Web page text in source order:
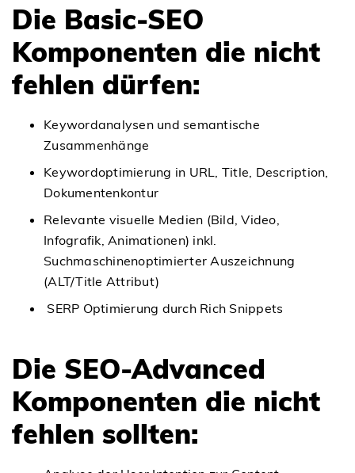
Die Basic-SEO
Komponenten die nicht
fehlen dürfen:
Keywordanalysen und semantische
Zusammenhänge
Keywordoptimierung in URL, Title, Description,
Dokumentenkontur
Relevante visuelle Medien (Bild, Video,
Infografik, Animationen) inkl.
Suchmaschinenoptimierter Auszeichnung
(ALT/Title Attribut)
SERP Optimierung durch Rich Snippets
Die SEO-Advanced
Komponenten die nicht
fehlen sollten: